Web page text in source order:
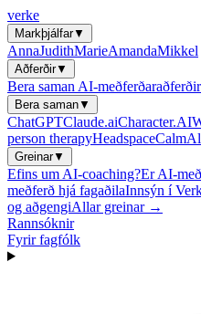
verke
Markþjálfar▼
AnnaJudithMarieAmandaMikkel
Aðferðir▼
Bera saman AI-meðferðaraðferðir
Bera saman▼
ChatGPTClaude.aiCharacter.AI
person therapyHeadspaceCalm
Greinar▼
Efins um AI-coaching?Er AI-
meðferð hjá fagaðilaInnsýn í
og aðgengiAllar greinar →
Rannsóknir
Fyrir fagfólk